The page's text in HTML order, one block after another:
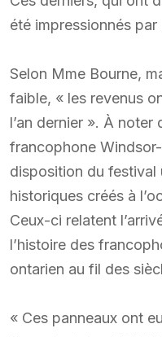
été impressionnés par
Selon Mme Bourne,
faible, « les revenus
l’an dernier ». À
francophone
disposition du festival
historiques créés à
Ceux-ci relatent
l’histoire des
ontarien au fil des
« Ces panneaux ont